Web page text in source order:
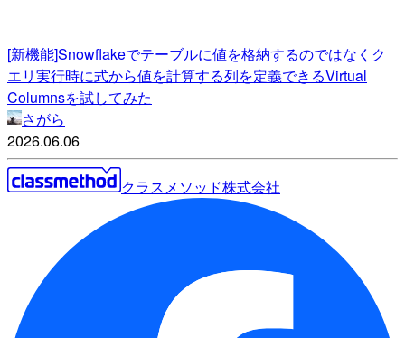
[新機能]Snowflakeでテーブルに値を格納するのではなくク
エリ実行時に式から値を計算する列を定義できるVirtual
Columnsを試してみた
さがら
2026.06.06
クラスメソッド株式会社